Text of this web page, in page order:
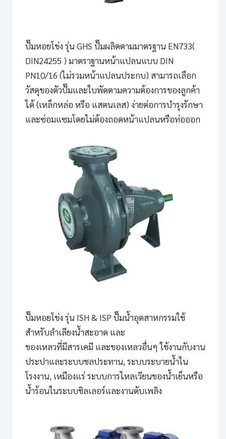
ปั๊มหอยโข่ง รุ่น GHS ปั๊มผลิตตามมาตรฐาน EN733(
DIN24255 ) มาตราฐานหน้าแปลนแบบ DIN
PN10/16 (ไม่รวมหน้าแปลนประกบ) สามารถเลือก
วัสดุของตัวปั๊มและใบพัดตามความต้องการของลูกค้า
ได้ (เหล็กหล่อ หรือ แสตนเลส) ง่ายต่อการบำรุงรักษา
และซ่อมแซมโดยไม่ต้องถอดหน้าแปลนหรือท่อออก
ปั๊มหอยโข่ง รุ่น ISH & ISP ปั๊มน้ำอุตสาหกรรมใช้
สำหรับลำเลียงน้ำสะอาด และ
ของเหลวที่มีสารเคมี และของเหลวอื่นๆ ใช้งานกับงาน
ประปาและระบบชลประทาน, ระบบระบายน้ำใน
โรงงาน, เหมืองแร่ ระบบการไหลเวียนของน้ำเย็นหรือ
น้ำร้อนในระบบชิลเลอร์และงานดับเพลิง